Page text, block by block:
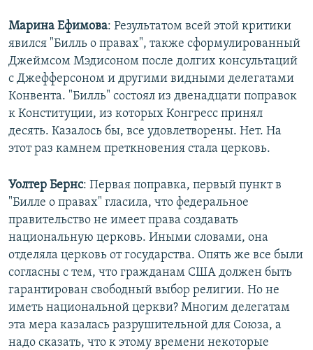
Марина Ефимова: Результатом всей этой критики
явился "Билль о правах", также сформулированный
Джеймсом Мэдисоном после долгих консультаций
с Джефферсоном и другими видными делегатами
Конвента. "Билль" состоял из двенадцати поправок
к Конституции, из которых Конгресс принял
десять. Казалось бы, все удовлетворены. Нет. На
этот раз камнем преткновения стала церковь.
Уолтер Бернс: Первая поправка, первый пункт в
"Билле о правах" гласила, что федеральное
правительство не имеет права создавать
национальную церковь. Иными словами, она
отделяла церковь от государства. Опять же все были
согласны с тем, что гражданам США должен быть
гарантирован свободный выбор религии. Но не
иметь национальной церкви? Многим делегатам
эта мера казалась разрушительной для Союза, а
надо сказать, что к этому времени некоторые